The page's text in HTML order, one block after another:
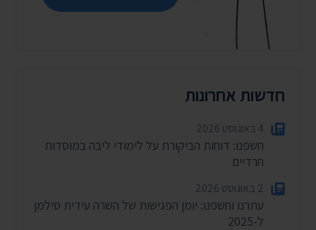
חדשות אחרונות
4 באוגוסט 2026
חשפנו: דוחות הביקורת על לימודי ליבה במוסדות
חרדיים
2 באוגוסט 2026
עתרנו וחשפנו: יומן הפגישות של השרה עידית סילמן
ל-2025